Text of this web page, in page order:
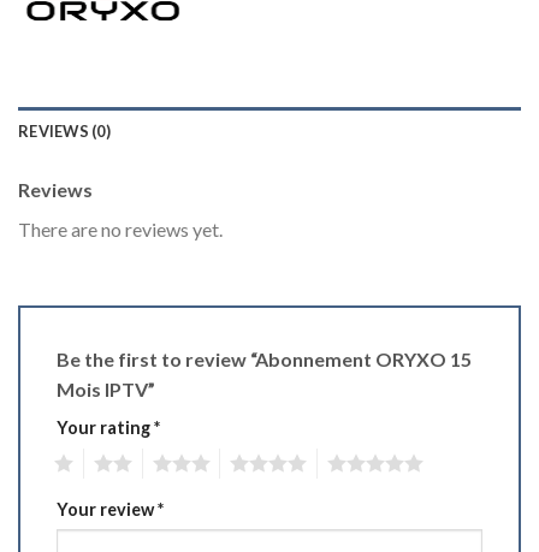
REVIEWS (0)
Reviews
There are no reviews yet.
Be the first to review “Abonnement ORYXO 15
Mois IPTV”
Your rating*
Your review*